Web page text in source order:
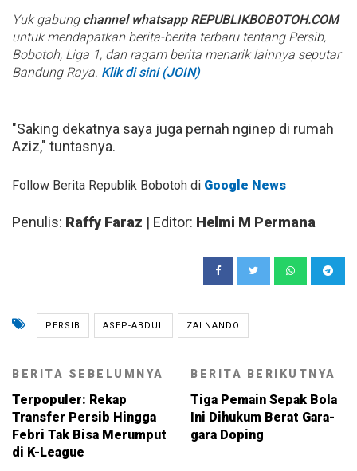
Yuk gabung channel whatsapp REPUBLIKBOBOTOH.COM
untuk mendapatkan berita-berita terbaru tentang Persib,
Bobotoh, Liga 1, dan ragam berita menarik lainnya seputar
Bandung Raya. Klik di sini (JOIN)
"Saking dekatnya saya juga pernah nginep di rumah
Aziz," tuntasnya.
Follow Berita Republik Bobotoh di Google News
Penulis: Raffy Faraz | Editor: Helmi M Permana
PERSIB ASEP-ABDUL ZALNANDO
BERITA SEBELUMNYA
Terpopuler: Rekap
Transfer Persib Hingga
Febri Tak Bisa Merumput
di K-League
BERITA BERIKUTNYA
Tiga Pemain Sepak Bola
Ini Dihukum Berat Gara-
gara Doping